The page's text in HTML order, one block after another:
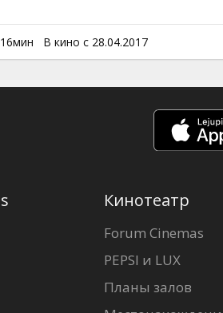
На этот раз им предстоит
Галактике: кто же на самом
языке с субтитрами на
В кино с 28.04.2017
Кинотеатр
Forum Cinemas
PEPSI и LUX
Планы залов